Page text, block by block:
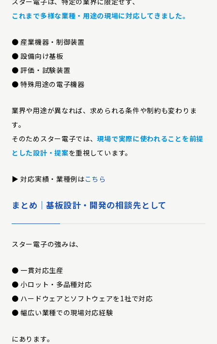
これまで多様な業種・用途の現場に対応してきました。
● 産業機器・制御装置
● 設備向け基板
● 評価・試験装置
● 特殊用途の電子機器
業界や用途が異なれば、求められる条件や制約も変わりま
す。
そのためスター電子では、現場で実際に使われることを前提
とした設計・提案を重視しています。
▶︎ 対応実績・業種例はこちら
まとめ ｜基板設計・開発の相談先として
スター電子の強みは、
● 一貫対応生産
● 小ロット・多品種対応
● ハードウェアとソフトウェアを1社で対応
● 幅広い業種での現場対応経験
にあります。